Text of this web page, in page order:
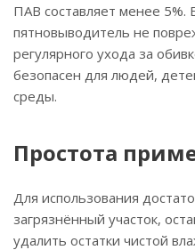
ПАВ составляет менее 5%.
пятновыводитель не
регулярного ухода за
безопасен для людей,
среды.
Простота
Для использования
загрязнённый участок,
удалить остатки чистой